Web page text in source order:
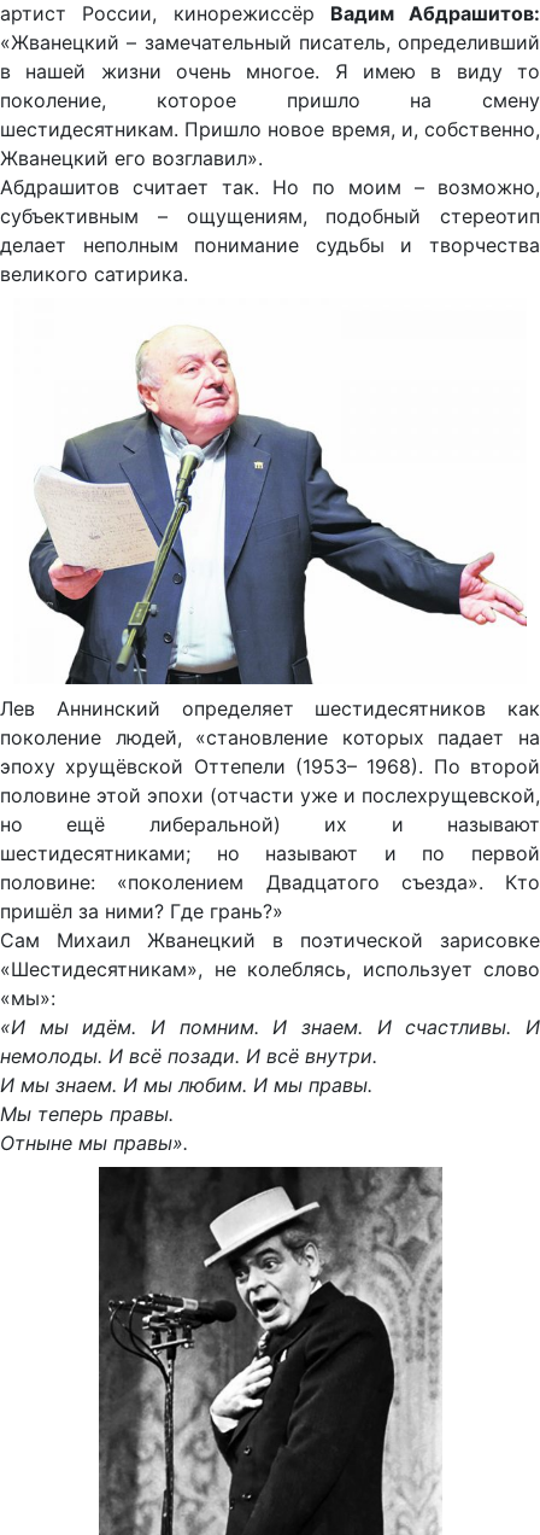
артист России, кинорежиссёр Вадим Абдрашитов:
«Жванецкий – замечательный писатель, определивший
в нашей жизни очень многое. Я имею в виду то
поколение, которое пришло на смену
шестидесятникам. Пришло новое время, и, собственно,
Жванецкий его возглавил».
Абдрашитов считает так. Но по моим – возможно,
субъективным – ощущениям, подобный стереотип
делает неполным понимание судьбы и творчества
великого сатирика.
Лев Аннинский определяет шестидесятников как
поколение людей, «становление которых падает на
эпоху хрущёвской Оттепели (1953– 1968). По второй
половине этой эпохи (отчасти уже и послехрущевской,
но ещё либеральной) их и называют
шестидесятниками; но называют и по первой
половине: «поколением Двадцатого съезда». Кто
пришёл за ними? Где грань?»
Сам Михаил Жванецкий в поэтической зарисовке
«Шестидесятникам», не колеблясь, использует слово
«мы»:
«И мы идём. И помним. И знаем. И счастливы. И
немолоды. И всё позади. И всё внутри.
И мы знаем. И мы любим. И мы правы.
Мы теперь правы.
Отныне мы правы».